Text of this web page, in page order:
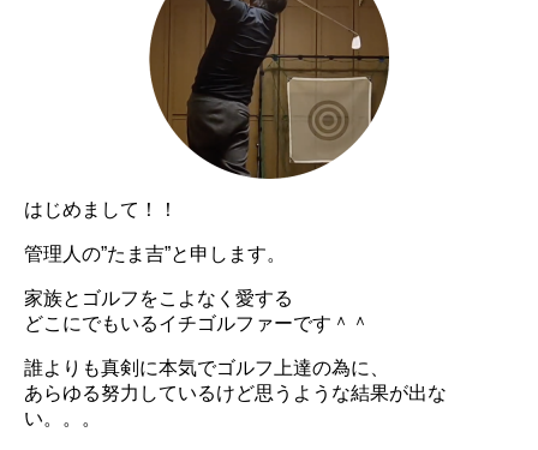
はじめまして！！
管理人の”たま吉”と申します。
家族とゴルフをこよなく愛する
どこにでもいるイチゴルファーです＾＾
誰よりも真剣に本気でゴルフ上達の為に、
あらゆる努力しているけど思うような結果が出な
い。。。